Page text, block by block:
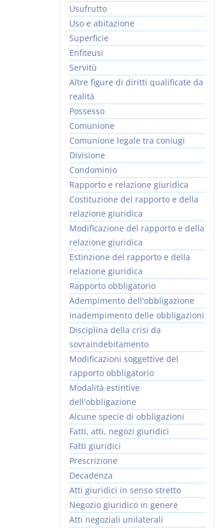
Usufrutto
Uso e abitazione
Superficie
Enfiteusi
Servitù
Altre figure di diritti qualificate da
realità
Possesso
Comunione
Comunione legale tra coniugi
Divisione
Condominio
Rapporto e relazione giuridica
Costituzione del rapporto e della
relazione giuridica
Modificazione del rapporto e della
relazione giuridica
Estinzione del rapporto e della
relazione giuridica
Rapporto obbligatorio
Adempimento dell'obbligazione
Inadempimento delle obbligazioni
Disciplina della crisi da
sovraindebitamento
Modificazioni soggettive del
rapporto obbligatorio
Modalità estintive
dell'obbligazione
Alcune specie di obbligazioni
Fatti, atti, negozi giuridici
Fatti giuridici
Prescrizione
Decadenza
Atti giuridici in senso stretto
Negozio giuridico in genere
Atti negoziali unilaterali